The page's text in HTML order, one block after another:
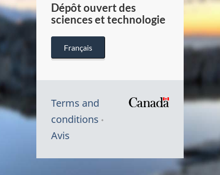
Dépôt ouvert des
sciences et technologie
Français
Terms and
conditions
Avis
du